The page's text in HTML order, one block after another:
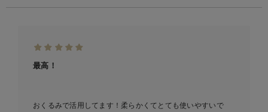
最高！
おくるみで活用してます！柔らかくてとても使いやすいで